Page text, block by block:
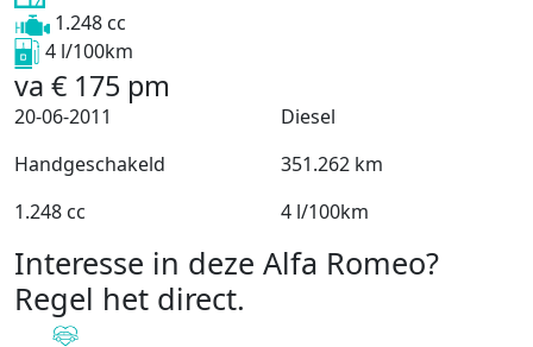
1.248 cc
4 l/100km
va € 175 pm
20-06-2011
Diesel
Handgeschakeld
351.262 km
1.248 cc
4 l/100km
Interesse in deze Alfa Romeo?
Regel het direct.